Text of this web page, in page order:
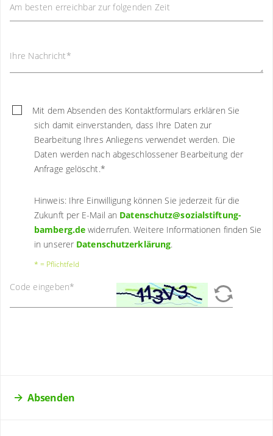
Am besten erreichbar zur folgenden Zeit
Ihre Nachricht*
Mit dem Absenden des Kontaktformulars erklären Sie
sich damit einverstanden, dass Ihre Daten zur
Bearbeitung Ihres Anliegens verwendet werden. Die
Daten werden nach abgeschlossener Bearbeitung der
Anfrage gelöscht.*
Hinweis: Ihre Einwilligung können Sie jederzeit für die
Zukunft per E-Mail an Datenschutz@sozialstiftung-
bamberg.de widerrufen. Weitere Informationen finden Sie
in unserer Datenschutzerklärung.
* = Pflichtfeld
Code eingeben*
Absenden